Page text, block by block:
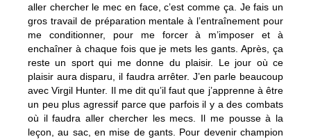
aller chercher le mec en face, c’est comme ça. Je fais un
gros travail de préparation mentale à l’entraînement pour
me conditionner, pour me forcer à m’imposer et à
enchaîner à chaque fois que je mets les gants. Après, ça
reste un sport qui me donne du plaisir. Le jour où ce
plaisir aura disparu, il faudra arrêter. J’en parle beaucoup
avec Virgil Hunter. Il me dit qu’il faut que j’apprenne à être
un peu plus agressif parce que parfois il y a des combats
où il faudra aller chercher les mecs. Il me pousse à la
leçon, au sac, en mise de gants. Pour devenir champion